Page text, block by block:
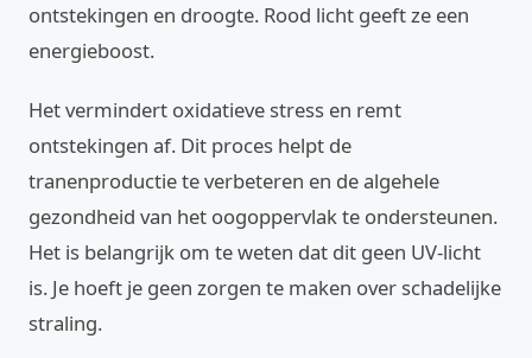
ontstekingen en droogte. Rood licht geeft ze een
energieboost.
Het vermindert oxidatieve stress en remt
ontstekingen af. Dit proces helpt de
tranenproductie te verbeteren en de algehele
gezondheid van het oogoppervlak te ondersteunen.
Het is belangrijk om te weten dat dit geen UV-licht
is. Je hoeft je geen zorgen te maken over schadelijke
straling.